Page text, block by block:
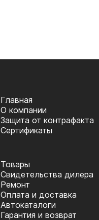
Главная
О компании
Защита от контрафакта
Сертификаты
Товары
Cвидетельства дилера
Ремонт
Оплата и доставка
Автокаталоги
Гарантия и возврат